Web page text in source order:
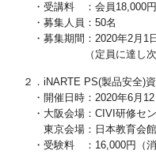
・受講料 ：会員18,000円
・募集人員：50名
・募集期間：2020年2月1日
（定員に達し次第、締
２．iNARTE PS(製品安全)
・開催日時：2020年6月12
・大阪会場：CIVI研修セン
東京会場：日本教育会館 7
・受験料 ：16,000円（消